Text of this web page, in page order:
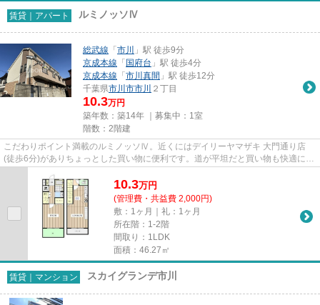
賃貸｜アパート ルミノッソⅣ
総武線 「 市川
」駅 徒歩9分
京成本線 「 国府台 」駅 徒歩4分
京成本線 「 市川真間 」駅 徒歩12分
千葉県市川市市川 ２丁目
10.3万円
築年数：築14年 ｜募集中： 1室
階数：2階建
こだわりポイント満載のルミノッソⅣ。近くにはデイリーヤマザキ 大門通り店
(徒歩6分)がありちょっとした買い物に便利です。道が平坦だと買い物も快適にで
10.3万円
(管理費・共益費 2,000円)
敷：1ヶ月｜礼：1ヶ月
所在階：1-2階
間取り：1LDK
面積：46.27㎡
賃貸｜マンション スカイグランデ市川